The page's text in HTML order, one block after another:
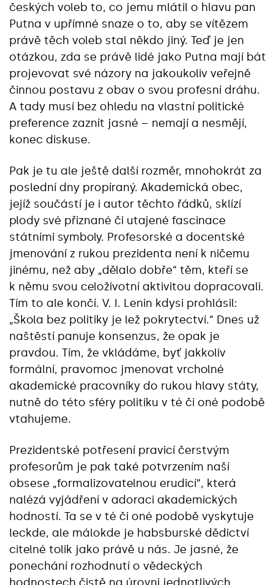
českých voleb to, co jemu mlátil o hlavu pan
Putna v upřímné snaze o to, aby se vítězem
právě těch voleb stal někdo jiný. Teď je jen
otázkou, zda se právě lidé jako Putna mají bát
projevovat své názory na jakoukoliv veřejně
činnou postavu z obav o svou profesní dráhu.
A tady musí bez ohledu na vlastní politické
preference zaznít jasné – nemají a nesmějí,
konec diskuse.
Pak je tu ale ještě další rozměr, mnohokrát za
poslední dny propíraný. Akademická obec,
jejíž součástí je i autor těchto řádků, sklízí
plody své přiznané či utajené fascinace
státními symboly. Profesorské a docentské
jmenování z rukou prezidenta není k ničemu
jinému, než aby „dělalo dobře“ těm, kteří se
k němu svou celoživotní aktivitou dopracovali.
Tím to ale končí. V. I. Lenin kdysi prohlásil:
„Škola bez politiky je lež pokrytectví.“ Dnes už
naštěstí panuje konsenzus, že opak je
pravdou. Tím, že vkládáme, byť jakkoliv
formální, pravomoc jmenovat vrcholné
akademické pracovníky do rukou hlavy státy,
nutně do této sféry politiku v té či oné podobě
vtahujeme.
Prezidentské potřesení pravicí čerstvým
profesorům je pak také potvrzením naší
obsese „formalizovatelnou erudicí“, která
nalézá vyjádření v adoraci akademických
hodností. Ta se v té či oné podobě vyskytuje
leckde, ale málokde je habsburské dědictví
citelné tolik jako právě u nás. Je jasné, že
ponechání rozhodnutí o vědeckých